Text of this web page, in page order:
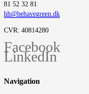
‭81 52 32 81‬
hh@behavegreen.dk
CVR: 40814280
Facebook
LinkedIn
Navigation